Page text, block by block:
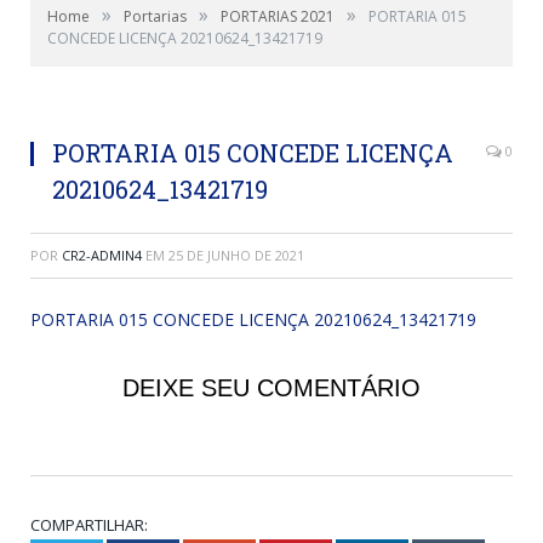
Home » Portarias » PORTARIAS 2021 »
PORTARIA 015
CONCEDE LICENÇA 20210624_13421719
PORTARIA 015 CONCEDE LICENÇA
20210624_13421719
0
POR CR2-ADMIN4 EM 25 DE JUNHO DE 2021
PORTARIA 015 CONCEDE LICENÇA 20210624_13421719
DEIXE SEU COMENTÁRIO
COMPARTILHAR: